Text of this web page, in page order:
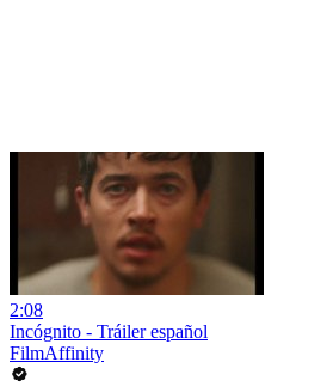
2:08
Incógnito - Tráiler español
FilmAffinity